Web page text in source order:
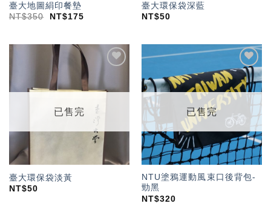
臺大地圖絹印餐墊
NT$350 NT$175
臺大環保袋深藍
NT$50
望輕
已售完
臺大環保袋淡黃
NT$50
加入
「願
望輕
單」
已售完
NTU塗鴉運動風束口後背包-
勁黑
NT$320